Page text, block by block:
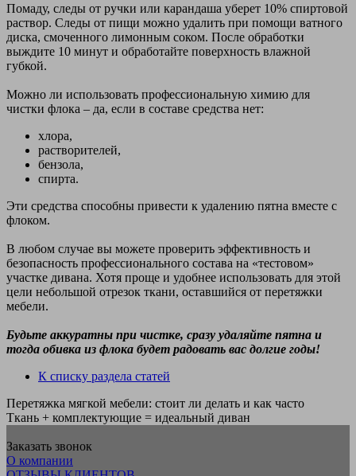
Помаду, следы от ручки или карандаша уберет 10% спиртовой
раствор. Следы от пищи можно удалить при помощи ватного
диска, смоченного лимонным соком. После обработки
выждите 10 минут и обработайте поверхность влажной
губкой.
Можно ли использовать профессиональную химию для
чистки флока – да, если в составе средства нет:
хлора,
растворителей,
бензола,
спирта.
Эти средства способны привести к удалению пятна вместе с
флоком.
В любом случае вы можете проверить эффективность и
безопасность профессионального состава на «тестовом»
участке дивана. Хотя проще и удобнее использовать для этой
цели небольшой отрезок ткани, оставшийся от перетяжки
мебели.
Будьте аккуратны при чистке, сразу удаляйте пятна и
тогда обивка из флока будет радовать вас долгие годы!
К списку раздела статей
Перетяжка мягкой мебели: стоит ли делать и как часто
Ткань + комплектующие = идеальный диван
Заказать звонок
О компании